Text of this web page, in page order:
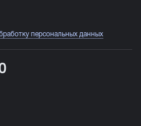
персональных данных